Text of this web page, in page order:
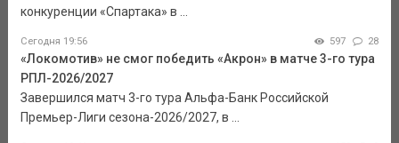
конкуренции «Спартака» в ...
Сегодня 19:56 597 28
«Локомотив» не смог победить «Акрон» в матче 3-го тура
РПЛ-2026/2027
Завершился матч 3-го тура Альфа-Банк Российской
Премьер-Лиги сезона-2026/2027, в ...